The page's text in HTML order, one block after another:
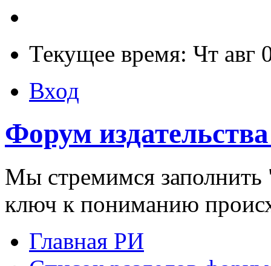
Текущее время: Чт авг
Вход
Форум
Мы стремимся заполнить
ключ к пониманию
Главная РИ